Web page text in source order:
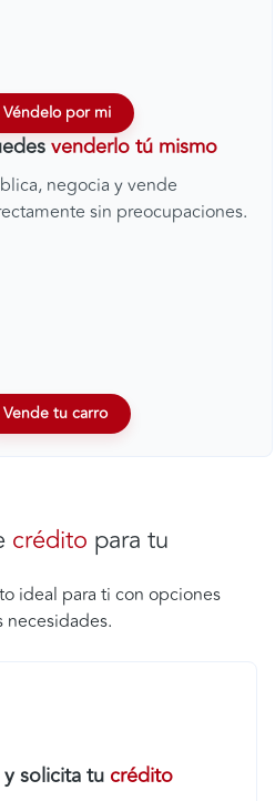
Véndelo por mi
venderlo tú mismo
negocia y vende
sin preocupaciones.
Vende tu carro
crédito para tu
ideal para ti con opciones
necesidades.
y solicita tu crédito